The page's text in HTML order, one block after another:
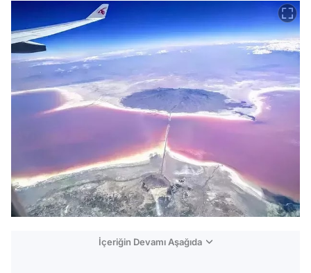
İçeriğin Devamı Aşağıda